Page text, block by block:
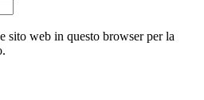
sito web in questo browser per la